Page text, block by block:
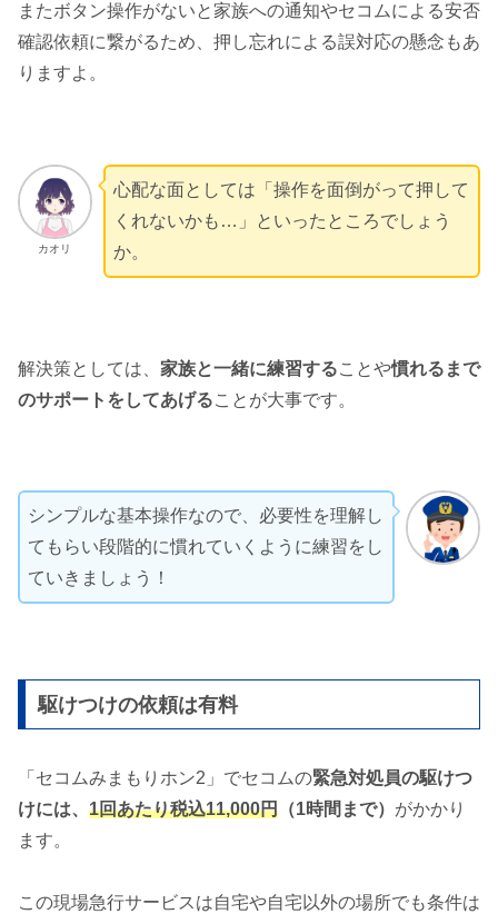
またボタン操作がないと家族への通知やセコムによる安否
確認依頼に繋がるため、押し忘れによる誤対応の懸念もあ
りますよ。
カオリ
心配な面としては「操作を面倒がって押して
くれないかも…」といったところでしょう
か。
解決策としては、 家族と一緒に練習することや慣れるまで
のサポートをしてあげることが大事です。
シンプルな基本操作なので、必要性を理解し
てもらい段階的に慣れていくように練習をし
ていきましょう！
駆けつけの依頼は有料
「セコムみまもりホン2」でセコムの緊急対処員の駆けつ
けには、 1回あたり税込11,000円 （1時間まで） がかかり
ます。
この現場急行サービスは自宅や自宅以外の場所でも条件は